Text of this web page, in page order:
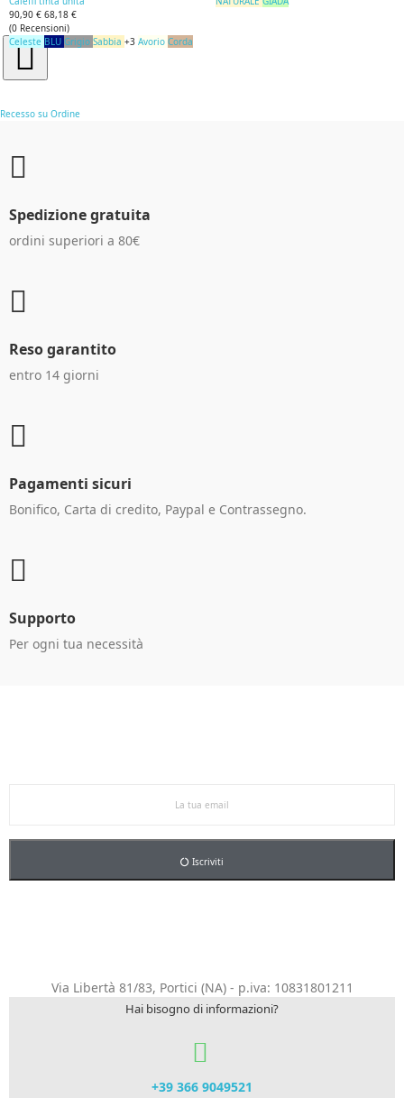
90,90 € 68,18 €
(0 Recensioni)
Celeste BLU Grigio Sabbia +3 Avorio Corda
Recesso su Ordine
Spedizione gratuita
ordini superiori a 80€
Reso garantito
entro 14 giorni
Pagamenti sicuri
Bonifico, Carta di credito, Paypal e Contrassegno.
Supporto
Per ogni tua necessità
Iscriviti
Via Libertà 81/83, Portici (NA) - p.iva: 10831801211
Hai bisogno di informazioni?
+39 366 9049521​